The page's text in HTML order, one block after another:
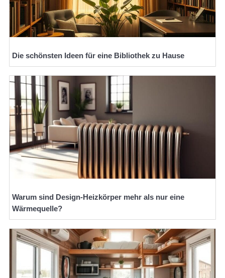
Die schönsten Ideen für eine Bibliothek zu Hause
Warum sind Design-Heizkörper mehr als nur eine
Wärmequelle?